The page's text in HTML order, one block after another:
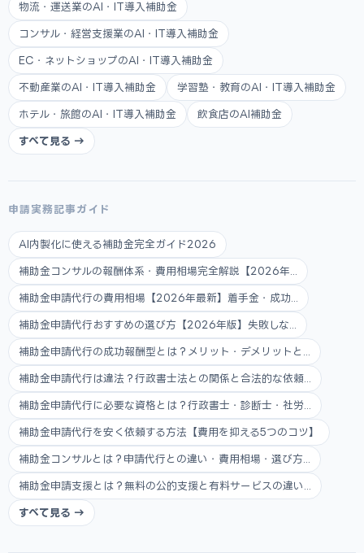
物流・運送業のAI・IT導入補助金
コンサル・経営支援業のAI・IT導入補助金
EC・ネットショップのAI・IT導入補助金
不動産業のAI・IT導入補助金 学習塾・教育のAI・IT導入補助金
ホテル・旅館のAI・IT導入補助金 飲食店のAI補助金
すべて見る →
申請実務記事ガイド
AI内製化に使える補助金完全ガイド2026
補助金コンサルの報酬体系・費用相場完全解説【2026年...
補助金申請代行の費用相場【2026年最新】着手金・成功...
補助金申請代行おすすめの選び方【2026年版】失敗しな...
補助金申請代行の成功報酬型とは？メリット・デメリットと...
補助金申請代行は違法？行政書士法との関係と合法的な依頼...
補助金申請代行に必要な資格とは？行政書士・診断士・社労...
補助金申請代行を安く依頼する方法【費用を抑える5つのコツ】
補助金コンサルとは？申請代行との違い・費用相場・選び方...
補助金申請支援とは？無料の公的支援と有料サービスの違い...
すべて見る →